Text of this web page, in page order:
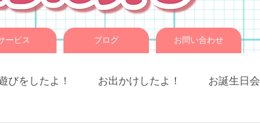
ービス ブログ お問い合わせ
びをしたよ！ お出かけしたよ！ お誕生日会